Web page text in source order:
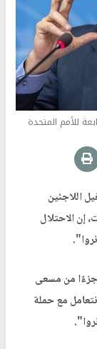
للأمم المتحدة
اللاجئين
إن الاحتلال
جزءًا من مسعى
مع حملة